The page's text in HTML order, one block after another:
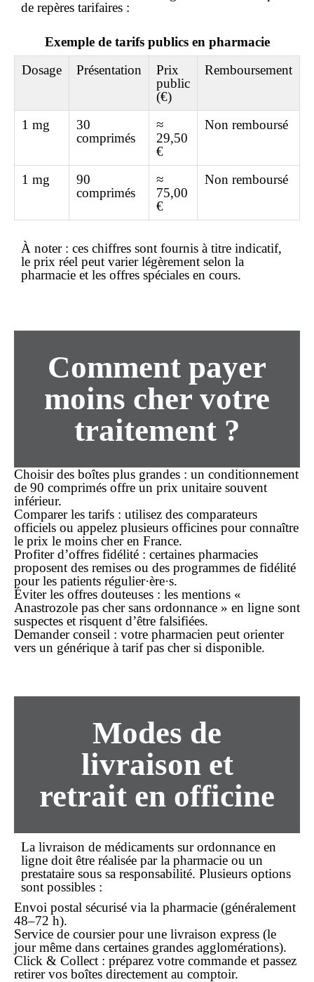
de repères tarifaires :
Exemple de tarifs publics en pharmacie
Dosage
Présentation
Prix
public
(€)
Remboursement
1 mg
30
comprimés
≈
29,50
€
Non remboursé
1 mg
90
comprimés
≈
75,00
€
Non remboursé
À noter: ces chiffres sont fournis à titre indicatif,
le prix réel peut varier légèrement selon la
pharmacie et les offres spéciales en cours.
Comment payer
moins cher votre
traitement ?
Choisir des boîtes plus grandes : un conditionnement
de 90 comprimés offre un prix unitaire souvent
inférieur.
Comparer les tarifs : utilisez des comparateurs
officiels ou appelez plusieurs officines pour connaître
le prix le moins cheren France.
Profiter d’offres fidélité : certaines pharmacies
proposent des remises ou des programmes de fidélité
pour les patients régulier·ère·s.
Éviter les offres douteuses : les mentions «
Anastrozole pas cher sans ordonnance » en ligne sont
suspectes et risquent d’être falsifiées.
Demander conseil : votre pharmacien peut orienter
vers un générique à tarifpas chersi disponible.
Modes de
livraison et
retrait en officine
La livraison de médicaments sur ordonnance en
ligne doit être réalisée par la pharmacie ou un
prestataire sous sa responsabilité. Plusieurs options
sont possibles :
Envoi postal sécurisé via la pharmacie (généralement
48–72 h).
Service de coursier pour une livraison express (le
jour même dans certaines grandes agglomérations).
Click & Collect : préparez votre commande et passez
retirer vos boîtes directement au comptoir.